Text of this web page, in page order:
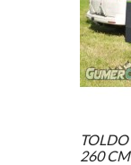
260 CM